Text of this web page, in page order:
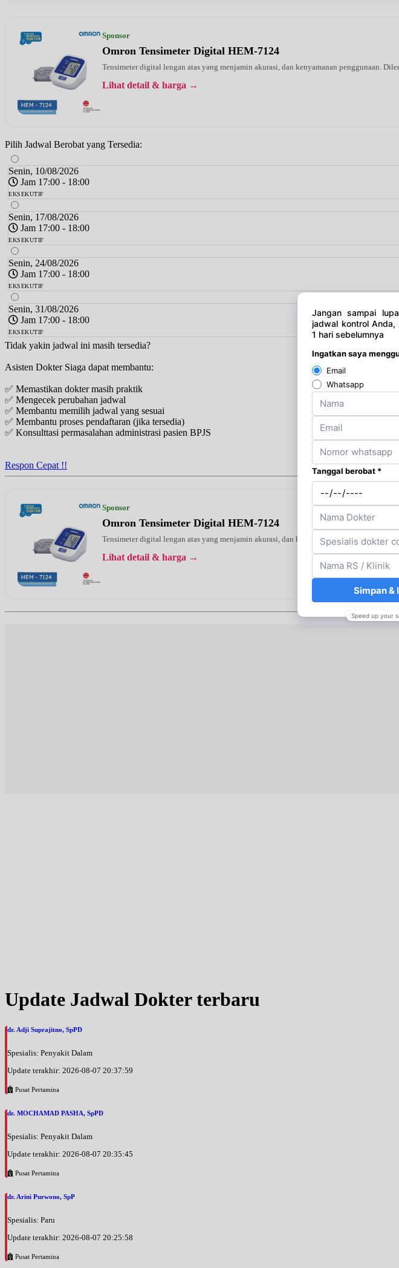
Sponsor
Omron Tensimeter Digital HEM-7124
Tensimeter digital lengan atas yang menjamin akurasi, dan kenyamanan penggunaan.
Lihat detail & harga →
Pilih Jadwal Berobat yang Tersedia:
Senin, 10/08/2026
Jam 17:00 - 18:00
EKSEKUTIF
Senin, 17/08/2026
Jam 17:00 - 18:00
EKSEKUTIF
Senin, 24/08/2026
Jam 17:00 - 18:00
EKSEKUTIF
Senin, 31/08/2026
Jam 17:00 - 18:00
EKSEKUTIF
Tidak yakin jadwal ini masih tersedia?
Asisten Dokter Siaga dapat membantu:
✅ Memastikan dokter masih praktik
✅ Mengecek perubahan jadwal
✅ Membantu memilih jadwal yang sesuai
✅ Membantu proses pendaftaran (jika tersedia)
✅ Konsulttasi permasalahan administrasi pasien BPJS
Respon Cepat !!
Sponsor
Omron Tensimeter Digital HEM-7124
Tensimeter digital lengan atas yang menjamin akurasi, dan kenyamanan penggunaan.
Lihat detail & harga →
Update Jadwal Dokter terbaru
dr. Adji Suprajitno, SpPD
Spesialis: Penyakit Dalam
Update terakhir: 2026-08-07 20:37:59
Pusat Pertamina
dr. MOCHAMAD PASHA, SpPD
Spesialis: Penyakit Dalam
Update terakhir: 2026-08-07 20:35:45
Pusat Pertamina
dr. Arini Purwono, SpP
Spesialis: Paru
Update terakhir: 2026-08-07 20:25:58
Pusat Pertamina